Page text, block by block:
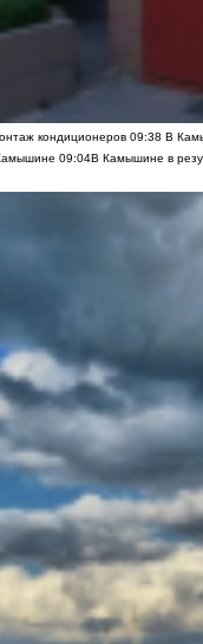
кондиционеров 09:38 В
09:04В Камышине в